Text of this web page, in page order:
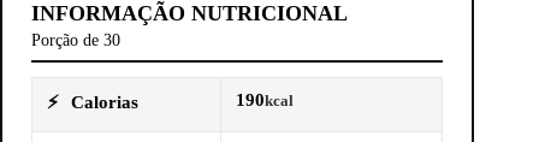
INFORMAÇÃO NUTRICIONAL
Porção de 30
⚡ Calorias 190kcal